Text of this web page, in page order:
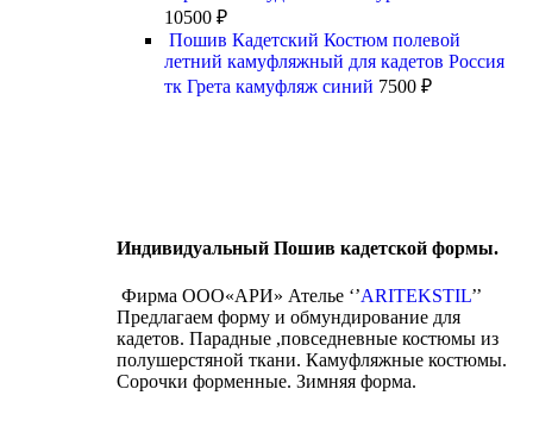
10500 ₽
Пошив Кадетский Костюм полевой
летний камуфляжный для кадетов Россия
тк Грета камуфляж синий 7500 ₽
Индивидуальный Пошив кадетской формы.
Фирма ООО«АРИ» Ателье ‘’ARITEKSTIL’’
Предлагаем форму и обмундирование для
кадетов. Парадные ,повседневные костюмы из
полушерстяной ткани. Камуфляжные костюмы.
Сорочки форменные. Зимняя форма.